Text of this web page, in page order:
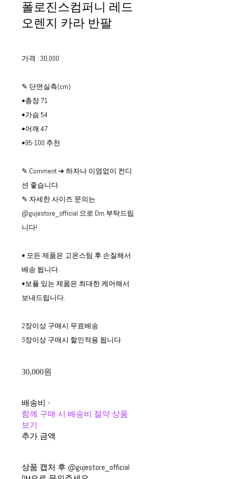
폴로진스컴퍼니 레드
오렌지 카라 반팔
가격 : 30,000
✎ 단면실측(cm)
•총장 71
•가슴 54
•어깨 47
•95-100 추천
✎ Comment ➔ 하자나 이염없이 컨디
션 좋습니다.
✎ 자세한 사이즈 문의는
@gujestore_official 으로 Dm 부탁드립
니다!
• 모든 제품은 고온스팀 후 손질해서
배송 됩니다.
•보풀 있는 제품은 최대한 케어해서
보내드립니다.
2장이상 구매시 무료배송
3장이상 구매시 할인적용 됩니다.
30,000원
배송비 -
함께 구매 시 배송비 절약 상품
보기
추가 금액
상품 캡처 후 @gujestore_official